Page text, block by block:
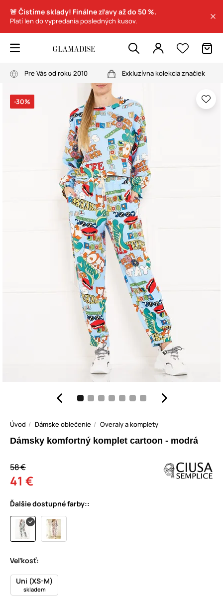
🚨 Čistíme sklady! Finálne zľavy až do 50 %.
Platí len do vypredania posledných kusov.
Pre Vás od roku 2010 Exkluzívna kolekcia značiek
-30%
Úvod Dámske oblečenie Overaly a komplety
Dámsky komfortný komplet cartoon - modrá
58 €
41 €
Ďalšie dostupné farby::
Veľkosť:
Uni (XS-M)
skladem